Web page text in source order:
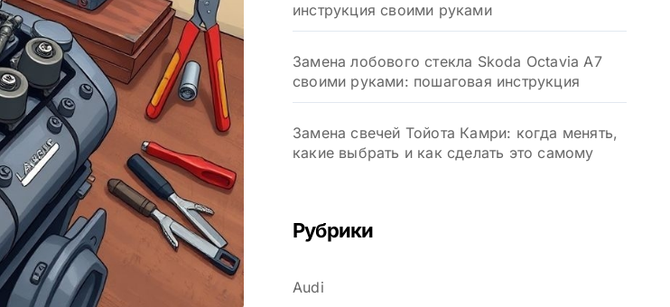
инструкция своими руками
Замена лобового стекла Skoda Octavia A7
своими руками: пошаговая инструкция
Замена свечей Тойота Камри: когда менять,
какие выбрать и как сделать это самому
Рубрики
Audi